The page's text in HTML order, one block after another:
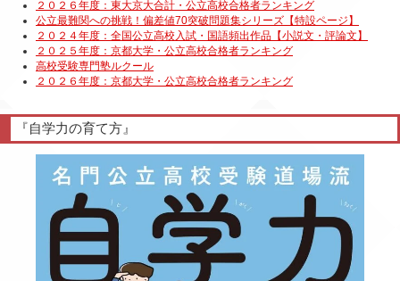
『自学力の育て方』